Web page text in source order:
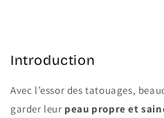
Introduction
Avec l’essor des tatouages,
garder leur peau propre et